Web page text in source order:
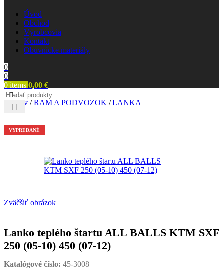
Úvod
Obchod
Výrobcovia
Kontakt
Obuvnícke materiály
0
0
0 items 0,00 €
Domov/ RÁM A PODVOZOK/ LANKÁ
VYPREDANÉ
Zväčšiť obrázok
Lanko teplého štartu ALL BALLS KTM SXF
250 (05-10) 450 (07-12)
Katalógové číslo: 45-3008